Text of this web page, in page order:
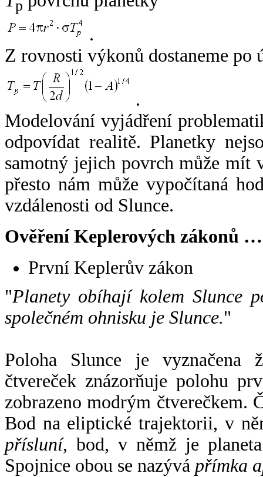
p
.
Z rovnosti výkonů dostaneme po
.
Modelování vyjádření
odpovídat realitě. Planetky
samotný jejich povrch může mít
přesto nám může vypočítaná
vzdálenosti od Slunce.
Ověření Keplerových zákonů …
První Keplerův zákon
"Planety obíhají kolem Slunce
společném ohnisku je Slunce."
Poloha Slunce je vyznačena
čtvereček znázorňuje polohu
zobrazeno modrým čtverečkem.
Bod na eliptické trajektorii, v
přísluní, bod, v němž je
Spojnice obou se nazývá přímka